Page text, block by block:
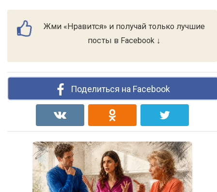
Жми «Нравится» и получай только лучшие
посты в Facebook ↓
Поделиться на Facebook